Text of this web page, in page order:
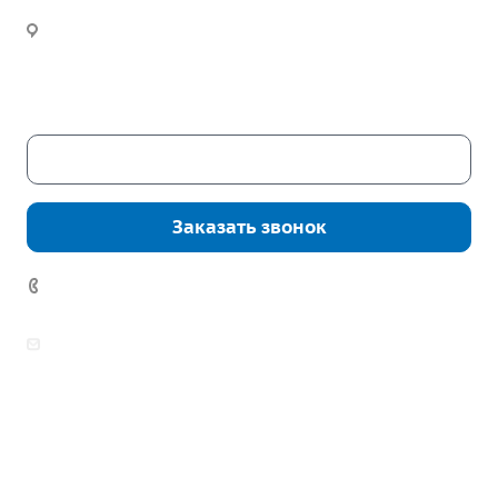
Новости
Заказать звонок